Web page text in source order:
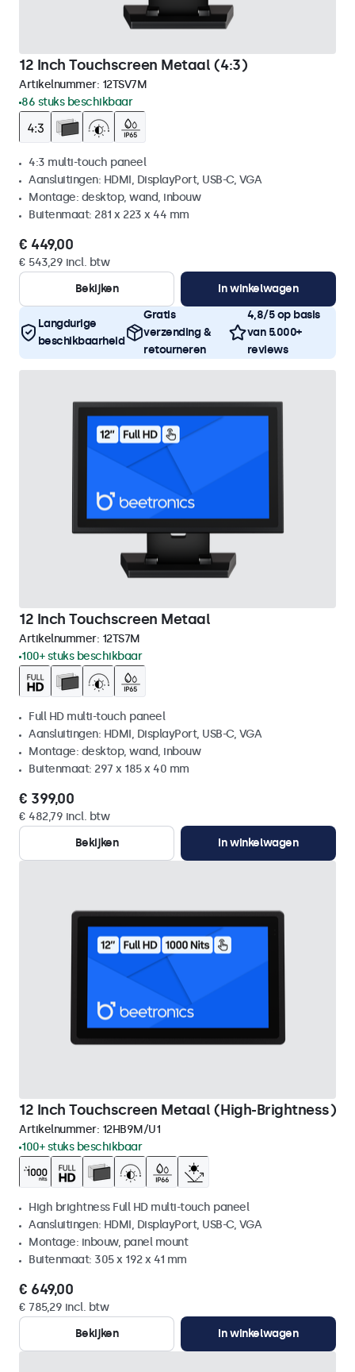
12 Inch Touchscreen Metaal (4:3)
Artikelnummer: 12TSV7M
86 stuks beschikbaar
4:3 multi-touch paneel
Aansluitingen: HDMI, DisplayPort, USB-C, VGA
Montage: desktop, wand, inbouw
Buitenmaat: 281 x 223 x 44 mm
€ 449,00
€ 543,29 incl. btw
Bekijken
In winkelwagen
Langdurige
beschikbaarheid
Gratis
verzending &
retourneren
4,8/5 op basis
van 5.000+
reviews
12 Inch Touchscreen Metaal
Artikelnummer: 12TS7M
100+ stuks beschikbaar
Full HD multi-touch paneel
Aansluitingen: HDMI, DisplayPort, USB-C, VGA
Montage: desktop, wand, inbouw
Buitenmaat: 297 x 185 x 40 mm
€ 399,00
€ 482,79 incl. btw
Bekijken
In winkelwagen
12 Inch Touchscreen Metaal (High-Brightness)
Artikelnummer: 12HB9M/U1
100+ stuks beschikbaar
High brightness Full HD multi-touch paneel
Aansluitingen: HDMI, DisplayPort, USB-C, VGA
Montage: inbouw, panel mount
Buitenmaat: 305 x 192 x 41 mm
€ 649,00
€ 785,29 incl. btw
Bekijken
In winkelwagen